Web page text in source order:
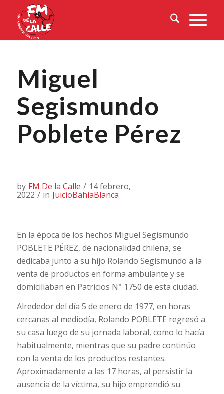
Miguel
Segismundo
Poblete Pérez
by FM De la Calle / 14 febrero,
2022 / in JuicioBahíaBlanca
En la época de los hechos Miguel Segismundo
POBLETE PÉREZ, de nacionalidad chilena, se
dedicaba junto a su hijo Rolando Segismundo a la
venta de productos en forma ambulante y se
domiciliaban en Patricios N° 1750 de esta ciudad.
Alrededor del día 5 de enero de 1977, en horas
cercanas al mediodía, Rolando POBLETE regresó a
su casa luego de su jornada laboral, como lo hacía
habitualmente, mientras que su padre continúo
con la venta de los productos restantes.
Aproximadamente a las 17 horas, al persistir la
ausencia de la víctima, su hijo emprendió su